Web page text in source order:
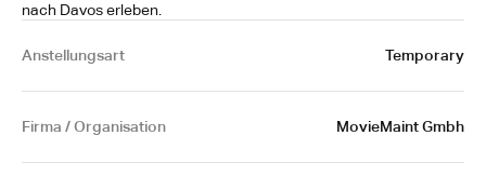
nach Davos erleben.
Anstellungsart Temporary
Firma / Organisation MovieMaint Gmbh